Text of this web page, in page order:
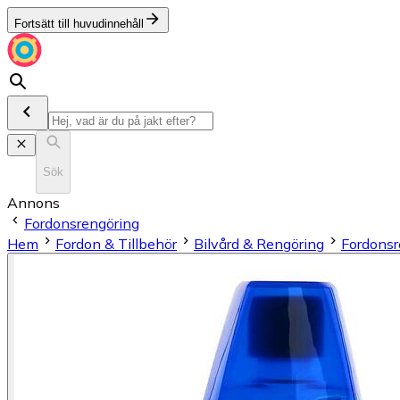
Fortsätt till huvudinnehåll
Sök
Annons
Fordonsrengöring
Hem
Fordon & Tillbehör Bilvård & Rengöring